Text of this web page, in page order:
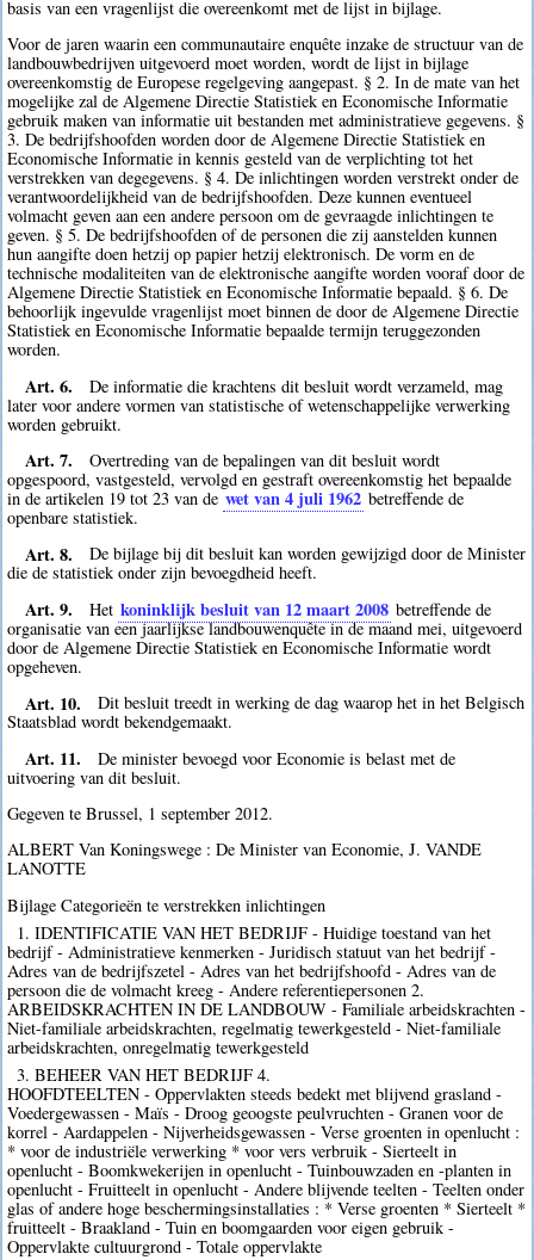
basis van een vragenlijst die overeenkomt met de lijst in bijlage.
Voor de jaren waarin een communautaire enquête inzake de structuur van de
landbouwbedrijven uitgevoerd moet worden, wordt de lijst in bijlage
overeenkomstig de Europese regelgeving aangepast. § 2. In de mate van het
mogelijke zal de Algemene Directie Statistiek en Economische Informatie
gebruik maken van informatie uit bestanden met administratieve gegevens. §
3. De bedrijfshoofden worden door de Algemene Directie Statistiek en
Economische Informatie in kennis gesteld van de verplichting tot het
verstrekken van degegevens. § 4. De inlichtingen worden verstrekt onder de
verantwoordelijkheid van de bedrijfshoofden. Deze kunnen eventueel
volmacht geven aan een andere persoon om de gevraagde inlichtingen te
geven. § 5. De bedrijfshoofden of de personen die zij aanstelden kunnen
hun aangifte doen hetzij op papier hetzij elektronisch. De vorm en de
technische modaliteiten van de elektronische aangifte worden vooraf door de
Algemene Directie Statistiek en Economische Informatie bepaald. § 6. De
behoorlijk ingevulde vragenlijst moet binnen de door de Algemene Directie
Statistiek en Economische Informatie bepaalde termijn teruggezonden
worden.
Art. 6.
De informatie die krachtens dit besluit wordt verzameld, mag
later voor andere vormen van statistische of wetenschappelijke verwerking
worden gebruikt.
Art. 7.
Overtreding van de bepalingen van dit besluit wordt
opgespoord, vastgesteld, vervolgd en gestraft overeenkomstig het bepaalde
in de artikelen 19 tot 23 van de wet van 4 juli 1962 betreffende de
openbare statistiek.
Art. 8.
De bijlage bij dit besluit kan worden gewijzigd door de Minister
die de statistiek onder zijn bevoegdheid heeft.
Art. 9. Het koninklijk besluit van 12 maart 2008 betreffende de
organisatie van een jaarlijkse landbouwenquête in de maand mei, uitgevoerd
door de Algemene Directie Statistiek en Economische Informatie wordt
opgeheven.
Art. 10.
Dit besluit treedt in werking de dag waarop het in het Belgisch
Staatsblad wordt bekendgemaakt.
Art. 11.
De minister bevoegd voor Economie is belast met de
uitvoering van dit besluit.
Gegeven te Brussel, 1 september 2012.
ALBERT Van Koningswege : De Minister van Economie, J. VANDE
LANOTTE
Bijlage Categorieën te verstrekken inlichtingen
1. IDENTIFICATIE VAN HET BEDRIJF - Huidige toestand van het
bedrijf - Administratieve kenmerken - Juridisch statuut van het bedrijf -
Adres van de bedrijfszetel - Adres van het bedrijfshoofd - Adres van de
persoon die de volmacht kreeg - Andere referentiepersonen 2.
ARBEIDSKRACHTEN IN DE LANDBOUW - Familiale arbeidskrachten -
Niet-familiale arbeidskrachten, regelmatig tewerkgesteld - Niet-familiale
arbeidskrachten, onregelmatig tewerkgesteld
3. BEHEER VAN HET BEDRIJF 4.
HOOFDTEELTEN - Oppervlakten steeds bedekt met blijvend grasland -
Voedergewassen - Maïs - Droog geoogste peulvruchten - Granen voor de
korrel - Aardappelen - Nijverheidsgewassen - Verse groenten in openlucht :
* voor de industriële verwerking * voor vers verbruik - Sierteelt in
openlucht - Boomkwekerijen in openlucht - Tuinbouwzaden en -planten in
openlucht - Fruitteelt in openlucht - Andere blijvende teelten - Teelten onder
glas of andere hoge beschermingsinstallaties : * Verse groenten * Sierteelt *
fruitteelt - Braakland - Tuin en boomgaarden voor eigen gebruik -
Oppervlakte cultuurgrond - Totale oppervlakte